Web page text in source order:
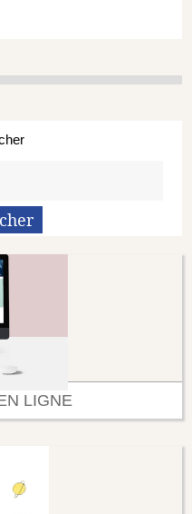
LIGNE